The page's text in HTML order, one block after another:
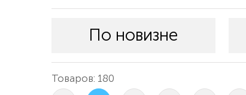
По новизне
Товаров: 180